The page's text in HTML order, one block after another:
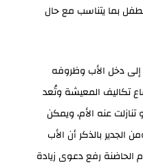
بما يتناسب مع حال
إلى دخل الأب وظروفه
تكاليف المعيشة وتُعد
عنه الأم، ويمكن
بالذكر أن الأب
الحاضنة رفع دعوى زيادة